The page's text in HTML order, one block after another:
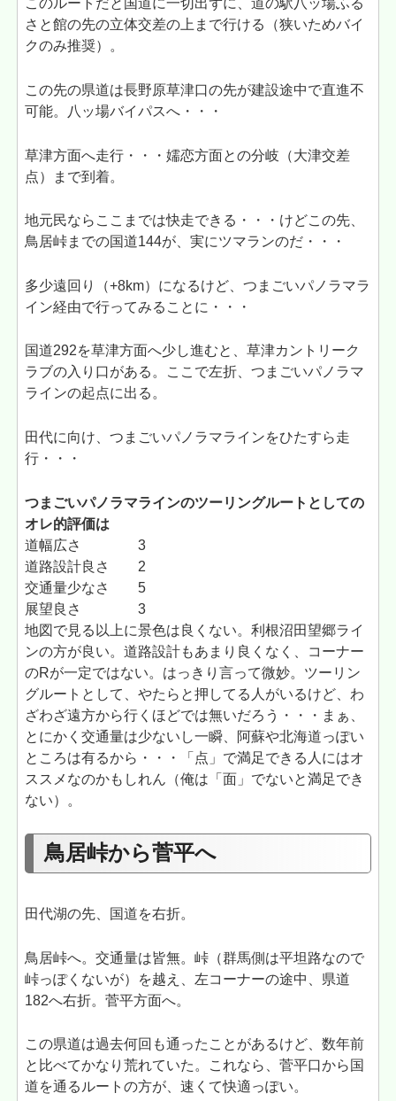
このルートだと国道に一切出ずに、道の駅八ッ場ふる
さと館の先の立体交差の上まで行ける（狭いためバイ
クのみ推奨）。
この先の県道は長野原草津口の先が建設途中で直進不
可能。八ッ場バイパスへ・・・
草津方面へ走行・・・嬬恋方面との分岐（大津交差
点）まで到着。
地元民ならここまでは快走できる・・・けどこの先、
鳥居峠までの国道144が、実にツマランのだ・・・
多少遠回り（+8km）になるけど、つまごいパノラマラ
イン経由で行ってみることに・・・
国道292を草津方面へ少し進むと、草津カントリーク
ラブの入り口がある。ここで左折、つまごいパノラマ
ラインの起点に出る。
田代に向け、つまごいパノラマラインをひたすら走
行・・・
つまごいパノラマラインのツーリングルートとしての
オレ的評価は
道幅広さ 3
道路設計良さ 2
交通量少なさ 5
展望良さ 3
地図で見る以上に景色は良くない。利根沼田望郷ライ
ンの方が良い。道路設計もあまり良くなく、コーナー
のRが一定ではない。はっきり言って微妙。ツーリン
グルートとして、やたらと押してる人がいるけど、わ
ざわざ遠方から行くほどでは無いだろう・・・まぁ、
とにかく交通量は少ないし一瞬、阿蘇や北海道っぽい
ところは有るから・・・「点」で満足できる人にはオ
ススメなのかもしれん（俺は「面」でないと満足でき
ない）。
鳥居峠から菅平へ
田代湖の先、国道を右折。
鳥居峠へ。交通量は皆無。峠（群馬側は平坦路なので
峠っぽくないが）を越え、左コーナーの途中、県道
182へ右折。菅平方面へ。
この県道は過去何回も通ったことがあるけど、数年前
と比べてかなり荒れていた。これなら、菅平口から国
道を通るルートの方が、速くて快適っぽい。